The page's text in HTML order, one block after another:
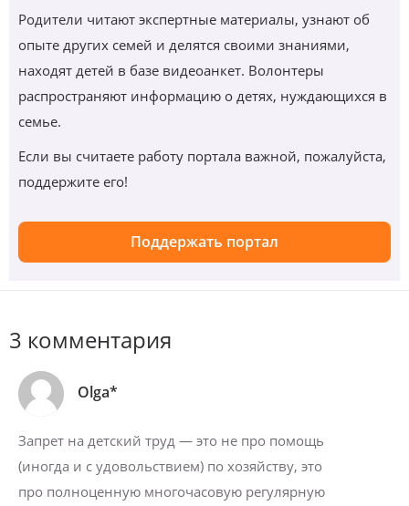
Родители читают экспертные материалы, узнают об
опыте других семей и делятся своими знаниями,
находят детей в базе видеоанкет. Волонтеры
распространяют информацию о детях, нуждающихся в
семье.
Если вы считаете работу портала важной, пожалуйста,
поддержите его!
Поддержать портал
3 комментария
Olga*
Запрет на детский труд — это не про помощь
(иногда и с удовольствием) по хозяйству, это
про полноценную многочасовую регулярную